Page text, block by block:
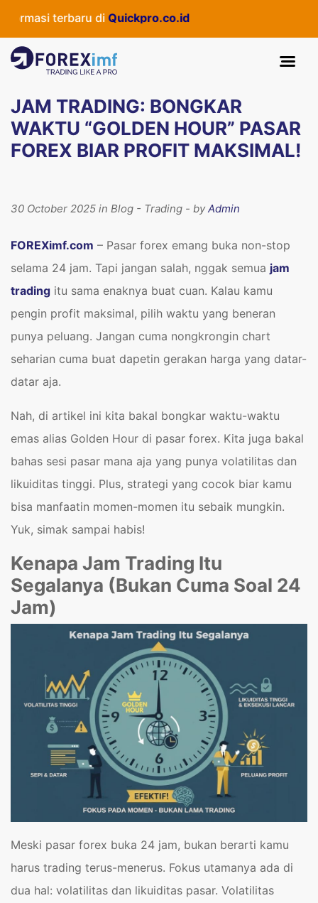
terbaru diQuickpro.co.id
JAM TRADING: BONGKAR
WAKTU “GOLDEN HOUR” PASAR
FOREX BIAR PROFIT MAKSIMAL!
30 October 2025 in Blog - Trading - byAdmin
FOREXimf.com – Pasar forex emang buka non-stop
selama 24 jam. Tapi jangan salah, nggak semua jam
trading itu sama enaknya buat cuan. Kalau kamu
pengin profit maksimal, pilih waktu yang beneran
punya peluang. Jangan cuma nongkrongin chart
seharian cuma buat dapetin gerakan harga yang datar-
datar aja.
Nah, di artikel ini kita bakal bongkar waktu-waktu
emas alias Golden Hour di pasar forex. Kita juga bakal
bahas sesi pasar mana aja yang punya volatilitas dan
likuiditas tinggi. Plus, strategi yang cocok biar kamu
bisa manfaatin momen-momen itu sebaik mungkin.
Yuk, simak sampai habis!
Kenapa Jam Trading Itu
Segalanya (Bukan Cuma Soal 24
Jam)
Meski pasar forex buka 24 jam, bukan berarti kamu
harus trading terus-menerus. Fokus utamanya ada di
dua hal: volatilitas dan likuiditas pasar. Volatilitas